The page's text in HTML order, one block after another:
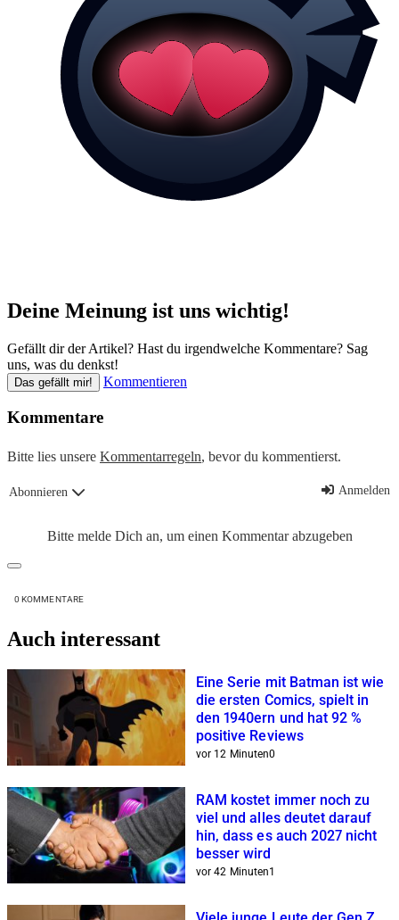
Deine Meinung ist uns wichtig!
Gefällt dir der Artikel? Hast du irgendwelche Kommentare? Sag
uns, was du denkst!
Das gefällt mir! Kommentieren
Kommentare
Bitte lies unsere Kommentarregeln, bevor du kommentierst.
Abonnieren Anmelden
Bitte melde Dich an, um einen Kommentar abzugeben
0 KOMMENTARE
Auch interessant
Eine Serie mit Batman ist wie
die ersten Comics, spielt in
den 1940ern und hat 92 %
positive Reviews
vor 12 Minuten0
RAM kostet immer noch zu
viel und alles deutet darauf
hin, dass es auch 2027 nicht
besser wird
vor 42 Minuten1